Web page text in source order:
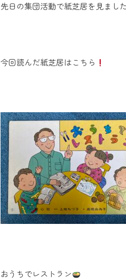
先日の集団活動で紙芝居を見ました
今回読んだ紙芝居はこちら
おうちでレストラン